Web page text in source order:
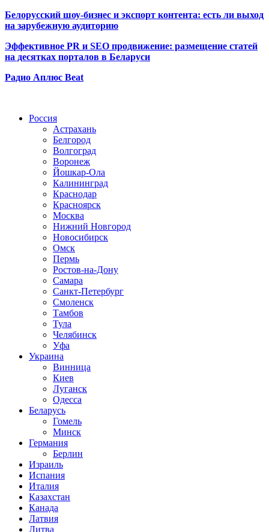
Белорусский шоу-бизнес и экспорт контента: есть ли выход
на зарубежную аудиторию
Эффективное PR и SEO продвижение: размещение статей
на десятках порталов в Беларуси
Радио Аплюс Beat
Россия
Астрахань
Белгород
Волгоград
Воронеж
Йошкар-Ола
Калининград
Краснодар
Красноярск
Москва
Нижний Новгород
Новосибирск
Омск
Пермь
Ростов-на-Дону
Самара
Санкт-Петербург
Смоленск
Тамбов
Тула
Челябинск
Уфа
Украина
Винница
Киев
Луганск
Одесса
Беларусь
Гомель
Минск
Германия
Берлин
Израиль
Испания
Италия
Казахстан
Канада
Латвия
Литва